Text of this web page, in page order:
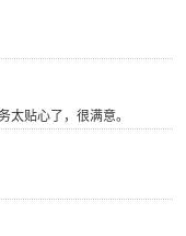
太贴心了，很满意。